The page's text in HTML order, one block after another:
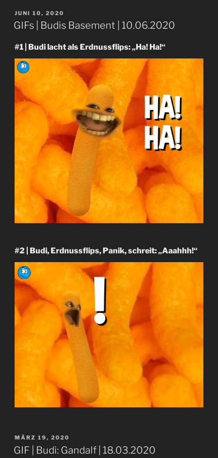
VERÖFFENTLICHT
AM
JUNI 10, 2020
GIFs | Budis Basement | 10.06.2020
#1 | Budi lacht als Erdnussflips: „Ha! Ha!“
#2 | Budi, Erdnussflips, Panik, schreit: „Aaahhh!“
VERÖFFENTLICHT
AM
MÄRZ 19, 2020
GIF | Budi: Gandalf | 18.03.2020